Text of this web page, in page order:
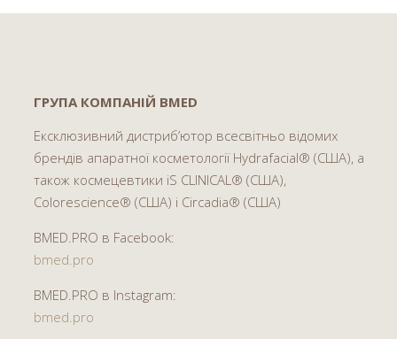
ГРУПА КОМПАНІЙ BMED
Ексклюзивний дистриб’ютор всесвітньо відомих
брендів апаратної косметології Hydrafacial® (США), а
також космецевтики iS CLINICAL® (США),
Colorescience® (США) і Circadia® (США)
BMED.PRO в Facebook:
bmed.pro
BMED.PRO в Instagram:
bmed.pro